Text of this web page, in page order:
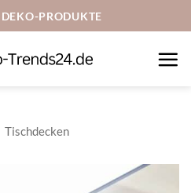
PRODUKTE
Tischdecken